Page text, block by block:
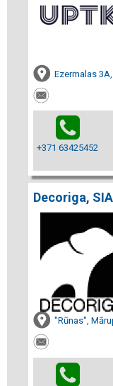
Ezermalas
+371 63425452
Decoriga, SIA
"Rūnas",